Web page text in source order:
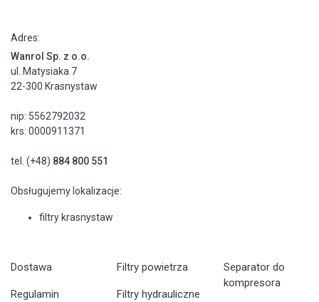
Adres:
Wanrol Sp. z o.o.
ul. Matysiaka 7
22-300 Krasnystaw
nip: 5562792032
krs: 0000911371
tel. (+48) 884 800 551
Obsługujemy lokalizacje:
filtry krasnystaw
Dostawa
Regulamin
Filtry powietrza
Filtry hydrauliczne
Separator do
kompresora